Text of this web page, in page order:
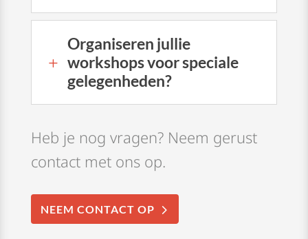
L
Organiseren jullie
workshops voor speciale
gelegenheden?
Heb je nog vragen? Neem gerust
contact met ons op.
NEEM CONTACT OP